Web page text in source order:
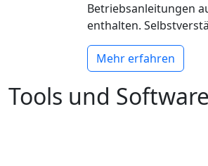
Betriebsanleitungen
enthalten.
Mehr erfahren
Tools und Software